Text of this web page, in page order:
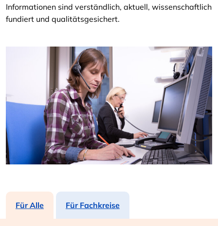
Informationen sind verständlich, aktuell, wissenschaftlich
fundiert und qualitätsgesichert.
Für Alle Für Fachkreise